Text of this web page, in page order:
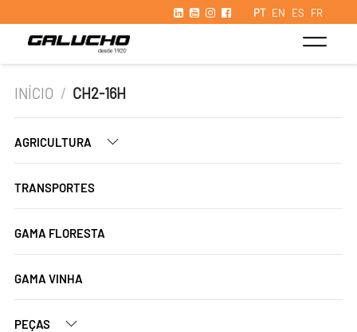
PT EN ES FR
INÍCIO / CH2-16H
AGRICULTURA
TRANSPORTES
GAMA FLORESTA
GAMA VINHA
PEÇAS